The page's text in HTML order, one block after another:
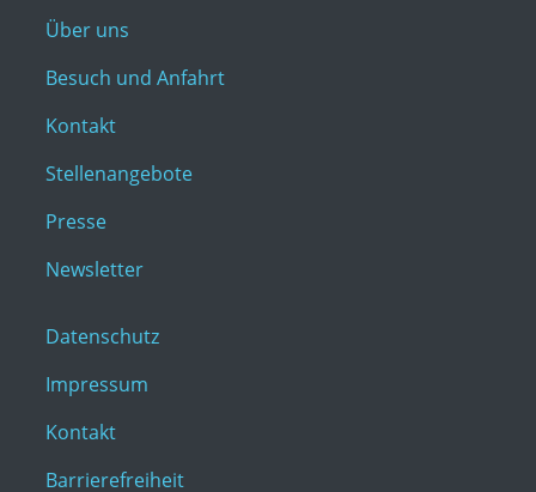
Über uns
Besuch und Anfahrt
Kontakt
Stellenangebote
Presse
Newsletter
Datenschutz
Impressum
Kontakt
Barrierefreiheit